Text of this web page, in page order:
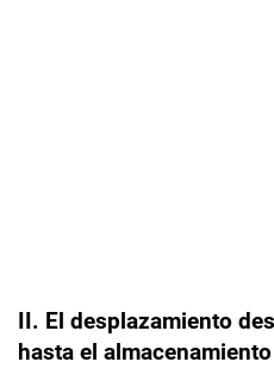
II. El desplazamiento
hasta el